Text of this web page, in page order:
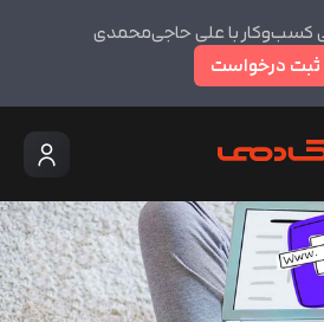
با علی حاجی‌محمدی
ثبت درخواست